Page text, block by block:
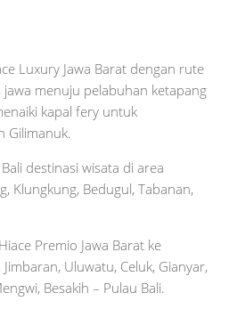
Luxury Jawa Barat dengan rute
menuju pelabuhan ketapang
kapal fery untuk
Gilimanuk.
destinasi wisata di area
Klungkung, Bedugul, Tabanan,
Premio Jawa Barat ke
Uluwatu, Celuk, Gianyar,
Besakih – Pulau Bali.